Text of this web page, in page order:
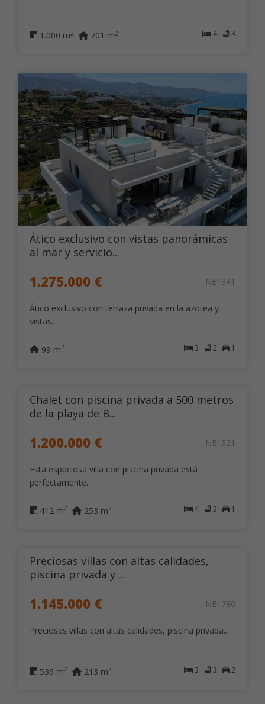
4 3
1.000 m2 701 m2
Ático exclusivo con vistas panorámicas
al mar y servicio...
1.275.000 € NE1841
Ático exclusivo con terraza privada en la azotea y
vistas...
3 2 1
99 m2
Chalet con piscina privada a 500 metros
de la playa de B...
1.200.000 € NE1821
Esta espaciosa villa con piscina privada está
perfectamente...
4 3 1
412 m2 253 m2
Preciosas villas con altas calidades,
piscina privada y ...
1.145.000 € NE1786
Preciosas villas con altas calidades, piscina privada...
3 3 2
536 m2 213 m2